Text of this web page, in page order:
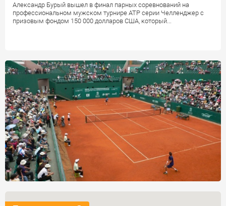
Александр Бурый вышел в финал парных соревнований на
профессиональном мужском турнире АТР серии Челленджер с
призовым фондом 150 000 долларов США, который...